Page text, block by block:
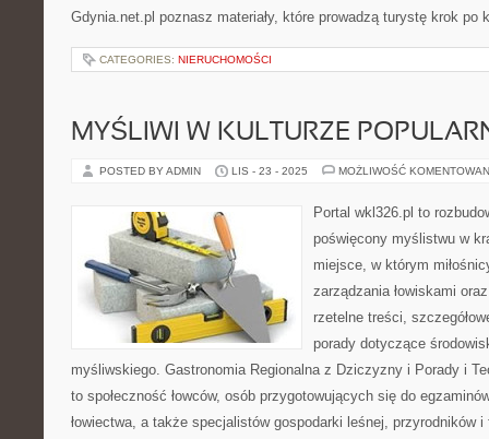
Gdynia.net.pl poznasz materiały, które prowadzą turystę krok
CATEGORIES: NIERUCHOMOŚCI
MYŚLIWI W KULTURZE
POSTED BY ADMIN LIS - 23 - 2025 MOŻLIWOŚĆ
Portal wkl326.pl to
poświęcony myślistwu w
miejsce, w którym
zarządzania łowiskami
rzetelne treści,
porady dotyczące
myśliwskiego. Gastronomia Regionalna z Dziczyzny i Porady i
to społeczność łowców, osób przygotowujących się do
łowiectwa, a także specjalistów gospodarki leśnej, przyrodników